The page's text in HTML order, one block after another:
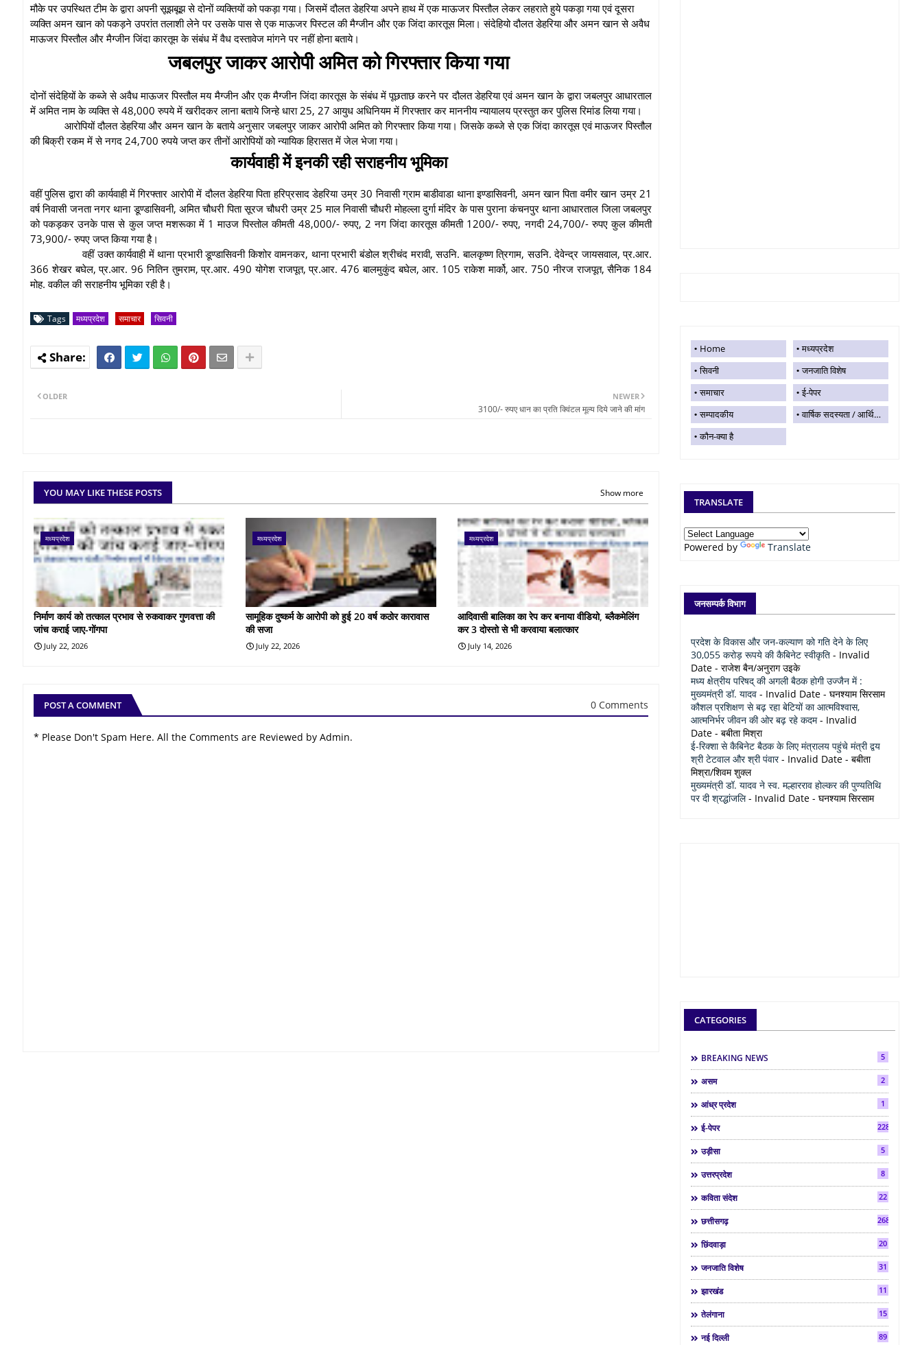
मौके पर उपस्थित टीम के द्वारा अपनी सूझबूझ से दोनों व्यक्तियों को पकड़ा गया। जिसमें दौलत डेहरिया अपने हाथ में एक माऊजर पिस्तौल लेकर लहराते हुये पकड़ा गया एवं दूसरा
व्यक्ति अमन खान को पकड़ने उपरांत तलाशी लेने पर उसके पास से एक माऊजर पिस्टल की मैग्जीन और एक जिंदा कारतूस मिला। संदेहियो दौलत डेहरिया और अमन खान से अवैध
माऊजर पिस्तौल और मैग्जीन जिंदा कारतूम के संबंध में वैध दस्तावेज मांगने पर नहीं होना बताये।
जबलपुर जाकर आरोपी अमित को गिरफ्तार किया गया
दोनों संदेहियों के कब्जे से अवैध माऊजर पिस्तौल मय मैग्जीन और एक मैग्जीन जिंदा कारतूस के संबंध में पूछताछ करने पर दौलत डेहरिया एवं अमन खान के द्वारा जबलपुर आधारताल
में अमित नाम के व्यक्ति से 48,000 रुपये में खरीदकर लाना बताये जिन्हे धारा 25, 27 आयुध अधिनियम में गिरफ्तार कर माननीय न्यायालय प्रस्तुत कर पुलिस रिमांड लिया गया।
आरोपियों दौलत डेहरिया और अमन खान के बताये अनुसार जबलपुर जाकर आरोपी अमित को गिरफ्तार किया गया। जिसके कब्जे से एक जिंदा कारतूस एवं माऊजर पिस्तौल
की बिक्री रकम में से नगद 24,700 रुपये जप्त कर तीनों आरोपियों को न्यायिक हिरासत में जेल भेजा गया।
कार्यवाही में इनकी रही सराहनीय भूमिका
वहीं पुलिस द्वारा की कार्यवाही में गिरफ्तार आरोपी में दौलत डेहरिया पिता हरिप्रसाद डेहरिया उम्र 30 निवासी ग्राम बाडीवाडा थाना इण्डासिवनी, अमन खान पिता वमीर खान उम्र 21
वर्ष निवासी जनता नगर थाना डूण्डासिवनी, अमित चौधरी पिता सूरज चौधरी उम्र 25 माल निवासी चौधरी मोहल्ला दुर्गा मंदिर के पास पुराना कंचनपुर थाना आधारताल जिला जबलपुर
को पकड़कर उनके पास से कुल जप्त मशरूका में 1 माउज पिस्तोल कीमती 48,000/- रुपए, 2 नग जिंदा कारतूस कीमती 1200/- रुपए, नगदी 24,700/- रुपए कुल कीमती
73,900/- रुपए जप्त किया गया है।
वहीं उक्त कार्यवाही में थाना प्रभारी डूण्डासिवनी किशोर वामनकर, थाना प्रभारी बंडोल श्रीचंद मरावी, सउनि. बालकृष्ण त्रिगाम, सउनि. देवेन्द्र जायसवाल, प्र.आर.
366 शेखर बघेल, प्र.आर. 96 नितिन तुमराम, प्र.आर. 490 योगेश राजपूत, प्र.आर. 476 बालमुकुंद बघेल, आर. 105 राकेश मार्को, आर. 750 नीरज राजपूत, सैनिक 184
मोह. वकील की सराहनीय भूमिका रही है।
Tags मध्यप्रदेश समाचार सिवनी
NEWER
3100/- रुपए धान का प्रति क्विंटल मूल्य दिये जाने की मांग
OLDER
YOU MAY LIKE THESE POSTS Show more
मध्यप्रदेश
निर्माण कार्य को तत्काल प्रभाव से रुकवाकर गुणवत्ता की
जांच कराई जाए-गोंगपा
July 22, 2026
मध्यप्रदेश
सामूहिक दुष्कर्म के आरोपी को हुई 20 वर्ष कठोर कारावास
की सजा
July 22, 2026
मध्यप्रदेश
आदिवासी बालिका का रेप कर बनाया वीडियो, ब्लैकमेलिंग
कर 3 दोस्तो से भी करवाया बलात्कार
July 14, 2026
POST A COMMENT 0 Comments
* Please Don't Spam Here. All the Comments are Reviewed by Admin.
Home
मध्यप्रदेश
सिवनी
जनजाति विशेष
समाचार
ई-पेपर
सम्पादकीय
वार्षिक सदस्यता / आर्थिक सहयोग
कौन-क्या है
TRANSLATE
Powered by Translate
जनसम्पर्क विभाग
प्रदेश के विकास और जन-कल्याण को गति देने के लिए
30,055 करोड़ रूपये की कैबिनेट स्वीकृति - Invalid
Date - राजेश बैन/अनुराग उइके
मध्य क्षेत्रीय परिषद् की अगली बैठक होगी उज्जैन में :
मुख्यमंत्री डॉ. यादव - Invalid Date - घनश्याम सिरसाम
कौशल प्रशिक्षण से बढ़ रहा बेटियों का आत्मविश्वास,
आत्मनिर्भर जीवन की ओर बढ़ रहे कदम- Invalid
Date - बबीता मिश्रा
ई-रिक्शा से कैबिनेट बैठक के लिए मंत्रालय पहुंचे मंत्री द्वय
श्री टेटवाल और श्री पंवार- Invalid Date - बबीता
मिश्रा/शिवम शुक्ल
मुख्यमंत्री डॉ. यादव ने स्व. मल्हारराव होल्कर की पुण्यतिथि
पर दी श्रद्धांजलि- Invalid Date - घनश्याम सिरसाम
CATEGORIES
BREAKING NEWS 5
असम 2
आंध्र प्रदेश 1
ई-पेपर 2286
उड़ीसा 5
उत्तरप्रदेश 8
कविता संदेश 22
छत्तीसगढ़ 268
छिंदवाड़ा 20
जनजाति विशेष 31
झारखंड 11
तेलंगाना 15
नई दिल्ली 89